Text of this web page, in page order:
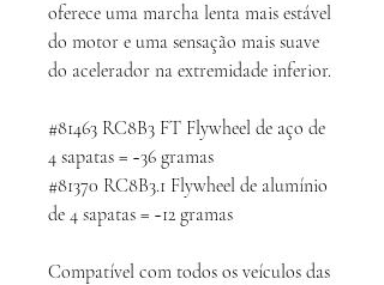
oferece uma marcha lenta mais estável
do motor e uma sensação mais suave
do acelerador na extremidade inferior.
#81463 RC8B3 FT Flywheel de aço de
4 sapatas = ~36 gramas
#81370 RC8B3.1 Flywheel de alumínio
de 4 sapatas = ~12 gramas
Compatível com todos os veículos das